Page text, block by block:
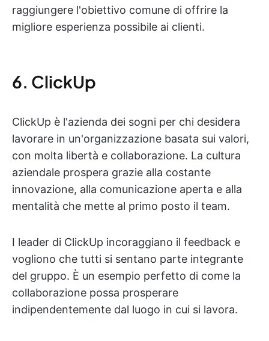
raggiungere l'obiettivo comune di offrire la
migliore esperienza possibile ai clienti.
6. ClickUp
ClickUp è l'azienda dei sogni per chi desidera
lavorare in un'organizzazione basata sui valori,
con molta libertà e collaborazione. La cultura
aziendale prospera grazie alla costante
innovazione, alla comunicazione aperta e alla
mentalità che mette al primo posto il team.
I leader di ClickUp incoraggiano il feedback e
vogliono che tutti si sentano parte integrante
del gruppo. È un esempio perfetto di come la
collaborazione possa prosperare
indipendentemente dal luogo in cui si lavora.